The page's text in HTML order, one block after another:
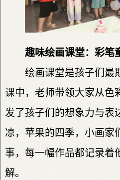
趣味绘画课堂：彩笔
绘画课堂是孩子们最
课中，老师带领大家从色
发了孩子们的想象力与表
凉，苹果的四季，小画家
事，每一幅作品都记录着
解。